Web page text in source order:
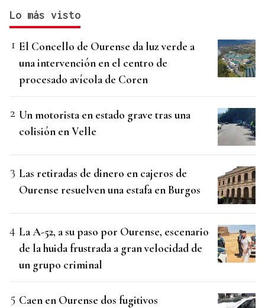
Lo más visto
El Concello de Ourense da luz verde a
una intervención en el centro de
procesado avícola de Coren
Un motorista en estado grave tras una
colisión en Velle
Las retiradas de dinero en cajeros de
Ourense resuelven una estafa en Burgos
La A-52, a su paso por Ourense, escenario
de la huida frustrada a gran velocidad de
un grupo criminal
Caen en Ourense dos fugitivos